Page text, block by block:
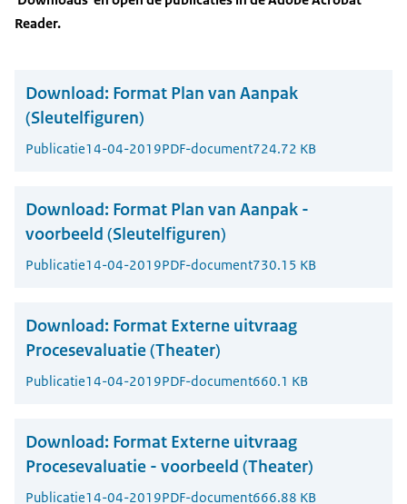
Reader.
Download: Format Plan van Aanpak
(Sleutelfiguren)
Publicatie14-04-2019PDF-document724.72 KB
Download: Format Plan van Aanpak -
voorbeeld (Sleutelfiguren)
Publicatie14-04-2019PDF-document730.15 KB
Download: Format Externe uitvraag
Procesevaluatie (Theater)
Publicatie14-04-2019PDF-document660.1 KB
Download: Format Externe uitvraag
Procesevaluatie - voorbeeld (Theater)
Publicatie14-04-2019PDF-document666.88 KB